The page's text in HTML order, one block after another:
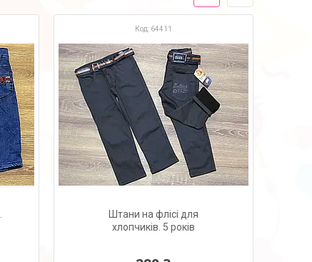
64411
Штани на флісі для
хлопчиків. 5 років